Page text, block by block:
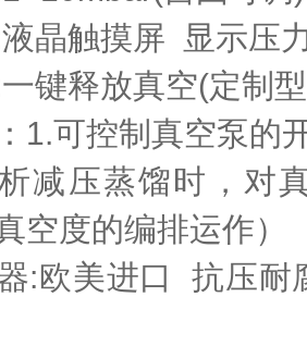
晶触摸屏 显示压
键释放真空(定制
1.可控制真空泵的
减压蒸馏时，对
空度的编排运作）
:欧美进口 抗压耐